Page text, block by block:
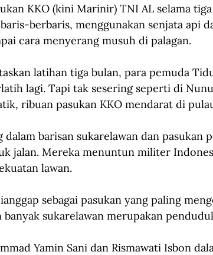
KKO (kini Marinir) TNI AL selama
berbaris, menggunakan senjata api
cara menyerang musuh di palagan.
latihan tiga bulan, para pemuda
lagi. Tapi tak sesering seperti di
ribuan pasukan KKO mendarat di
dalam barisan sukarelawan dan pasukan
jalan. Mereka menuntun militer
lawan.
sebagai pasukan yang paling
sukarelawan merupakan
Yamin Sani dan Rismawati Isbon